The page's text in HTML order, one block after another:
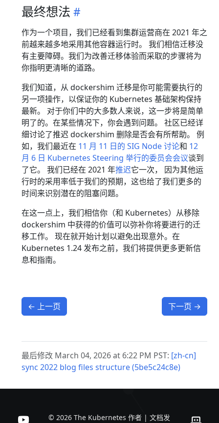
最终想法
作为一个项目，我们已经看到集群运营商在 2021 年之
前越来越多地采用其他容器运行时。 我们相信迁移没
有主要障碍。我们为改善迁移体验而采取的步骤将为
你指明更清晰的道路。
我们知道，从 dockershim 迁移是你可能需要执行的
另一项操作，以保证你的 Kubernetes 基础架构保持
最新。 对于你们中的大多数人来说，这一步将是简单
明了的。在某些情况下，你会遇到问题。 社区已经详
细讨论了推迟 dockershim 删除是否会有所帮助。 例
如，我们最近在 11 月 11 日的 SIG Node 讨论和 12
月 6 日 Kubernetes Steering 举行的委员会会议谈到
了它。 我们已经在 2021 年推迟它一次， 因为其他运
行时的采用率低于我们的预期，这也给了我们更多的
时间来识别潜在的阻塞问题。
在这一点上，我们相信你（和 Kubernetes）从移除
dockershim 中获得的价值可以弥补你将要进行的迁
移工作。 现在就开始计划以避免出现意外。在
Kubernetes 1.24 发布之前，我们将提供更多更新信
息和指南。
← 上一页 下一页 →
最后修改 March 04, 2026 at 6:22 PM PST: [zh-cn]
sync 2022 blog files structure (5be5c24c8e)
© 2026 The Kubernetes 作者 | 文档发